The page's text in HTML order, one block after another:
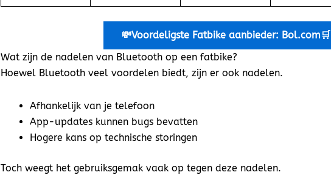
💸Voordeligste Fatbike aanbieder: Bol.com🛒
Wat zijn de nadelen van Bluetooth op een fatbike?
Hoewel Bluetooth veel voordelen biedt, zijn er ook nadelen.
Afhankelijk van je telefoon
App-updates kunnen bugs bevatten
Hogere kans op technische storingen
Toch weegt het gebruiksgemak vaak op tegen deze nadelen.